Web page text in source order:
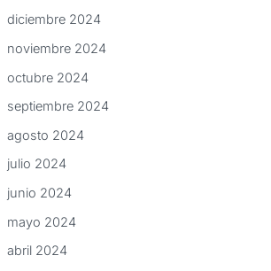
diciembre 2024
noviembre 2024
octubre 2024
septiembre 2024
agosto 2024
julio 2024
junio 2024
mayo 2024
abril 2024